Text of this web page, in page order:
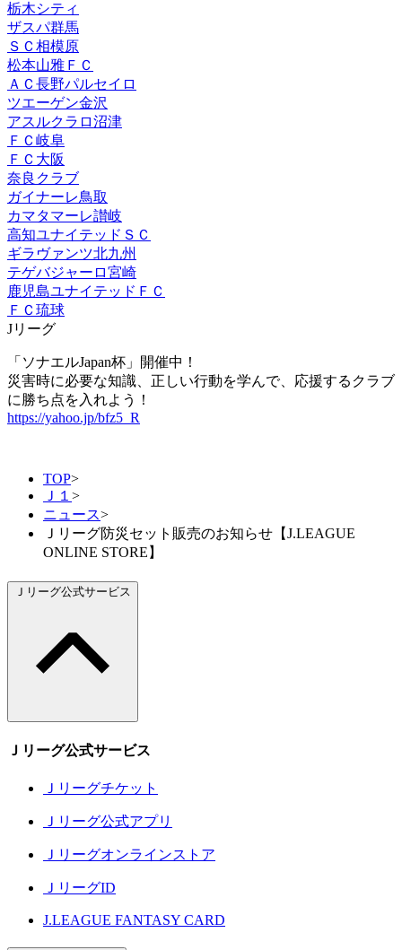
栃木シティ
ザスパ群馬
ＳＣ相模原
松本山雅ＦＣ
ＡＣ長野パルセイロ
ツエーゲン金沢
アスルクラロ沼津
ＦＣ岐阜
ＦＣ大阪
奈良クラブ
ガイナーレ鳥取
カマタマーレ讃岐
高知ユナイテッドＳＣ
ギラヴァンツ北九州
テゲバジャーロ宮崎
鹿児島ユナイテッドＦＣ
ＦＣ琉球
Jリーグ
「ソナエルJapan杯」開催中！
災害時に必要な知識、正しい行動を学んで、応援するクラブ
に勝ち点を入れよう！
https://yahoo.jp/bfz5_R
TOP>
Ｊ１ >
ニュース>
Ｊリーグ防災セット販売のお知らせ【J.LEAGUE
ONLINE STORE】
Ｊリーグ公式サービス
Ｊリーグ公式サービス
Ｊリーグチケット
Ｊリーグ公式アプリ
Ｊリーグオンラインストア
ＪリーグID
J.LEAGUE FANTASY CARD